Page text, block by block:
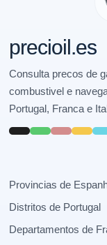
precioil.es
Consulta precos de
combustivel e
Portugal, Franca e
Provincias de
Distritos de Portugal
Departamentos de